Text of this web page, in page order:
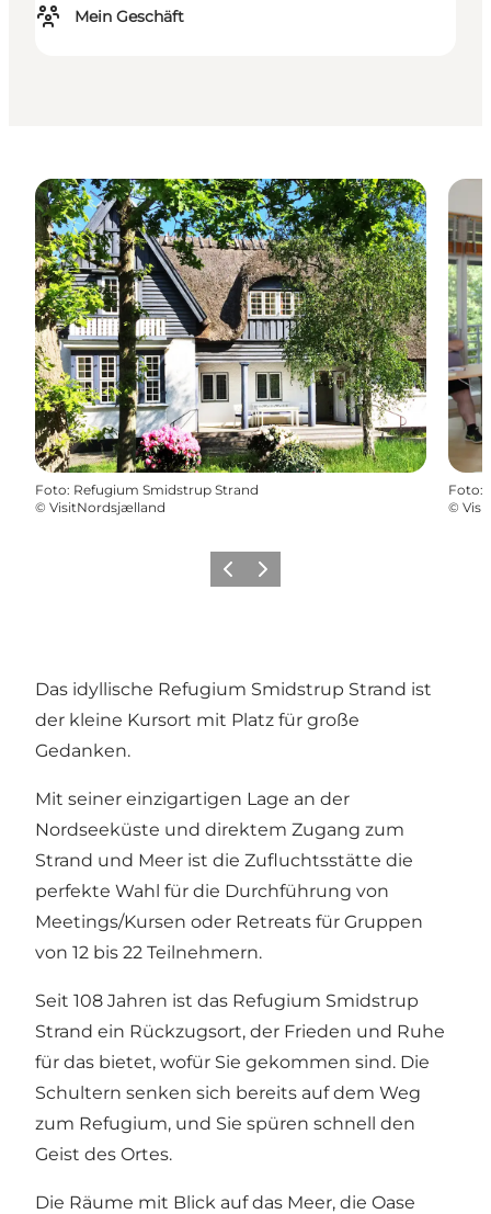
Mein Geschäft
Foto: Refugium Smidstrup Strand
© VisitNordsjælland
Foto:
©
ZurückWeiter
Das idyllische Refugium Smidstrup Strand ist
der kleine Kursort mit Platz für große
Gedanken.
Mit seiner einzigartigen Lage an der
Nordseeküste und direktem Zugang zum
Strand und Meer ist die Zufluchtsstätte die
perfekte Wahl für die Durchführung von
Meetings/Kursen oder Retreats für Gruppen
von 12 bis 22 Teilnehmern.
Seit 108 Jahren ist das Refugium Smidstrup
Strand ein Rückzugsort, der Frieden und Ruhe
für das bietet, wofür Sie gekommen sind. Die
Schultern senken sich bereits auf dem Weg
zum Refugium, und Sie spüren schnell den
Geist des Ortes.
Die Räume mit Blick auf das Meer, die Oase